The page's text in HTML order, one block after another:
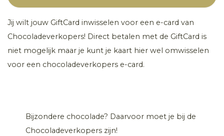
Jij wilt jouw GiftCard inwisselen voor een e-card van
Chocoladeverkopers! Direct betalen met de GiftCard is
niet mogelijk maar je kunt je kaart hier wel omwisselen
voor een chocoladeverkopers e-card.
Bijzondere chocolade? Daarvoor moet je bij de
Chocoladeverkopers zijn!